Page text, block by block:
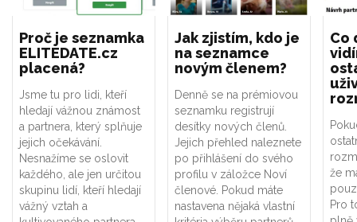
Proč je seznamka
ELITEDATE.cz
placená?
Jsme tu pro
lidi, kteří
hledají vážnou známost
a partnera,
který splňuje
jejich očekávání.
Nesnažíme se oslovit
každého, ale jen určitou
skupinu
lidí, kteří hledají
vážný vztah a
Jak zjistím, kdo je
na seznamce
novým členem?
Denně se na prémiovou
seznamku registrují
desítky nových členů.
Jejich přehled naleznete
po přihlášení do svého
profilu v záložce Noví
členové. Pokud máte
nastavena nějaká vlastní
Co
že
Pro